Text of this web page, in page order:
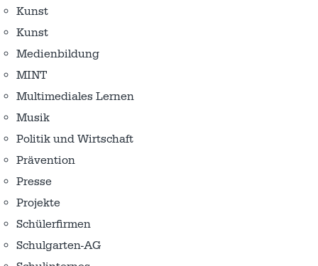
Kunst
Kunst
Medienbildung
MINT
Multimediales Lernen
Musik
Politik und Wirtschaft
Prävention
Presse
Projekte
Schülerfirmen
Schulgarten-AG